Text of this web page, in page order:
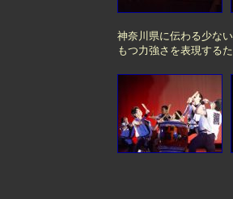
神奈川県に伝わる少な
もつ力強さを表現する